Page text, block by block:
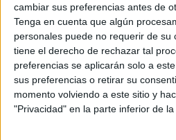
cambiar sus preferencias antes de
Tenga en cuenta que algún
personales puede no requerir de su
tiene el derecho de rechazar tal
preferencias se aplicarán solo a
sus preferencias o retirar su
momento volviendo a este sitio y
"Privacidad" en la parte inferior de
Parque infantil
Pistas de tenis
Pistas de pádel
Otras zonas deportivas
Servicios
Atención en oficina de